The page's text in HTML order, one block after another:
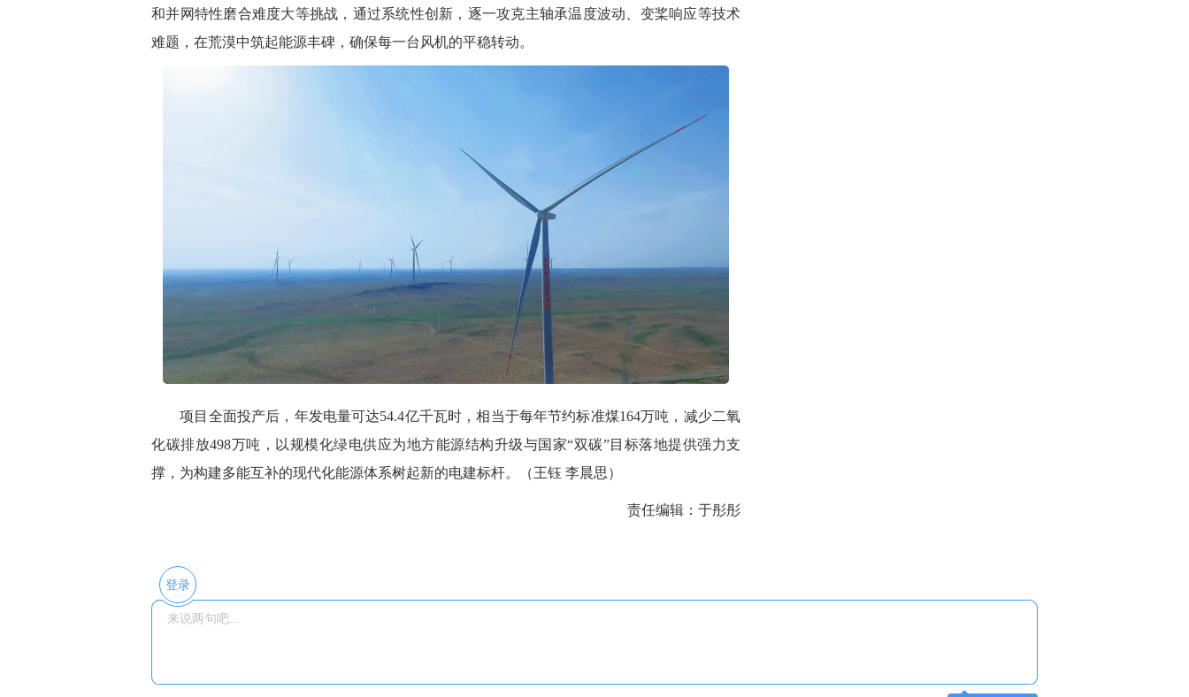
和并网特性磨合难度大等挑战，通过系统性创新，逐一攻克主轴承温度波动、变桨响应等技术
难题，在荒漠中筑起能源丰碑，确保每一台风机的平稳转动。
项目全面投产后，年发电量可达54.4亿千瓦时，相当于每年节约标准煤164万吨，减少二氧
化碳排放498万吨，以规模化绿电供应为地方能源结构升级与国家“双碳”目标落地提供强力支
撑，为构建多能互补的现代化能源体系树起新的电建标杆。
（王钰 李晨思）
责任编辑：于彤彤
登录